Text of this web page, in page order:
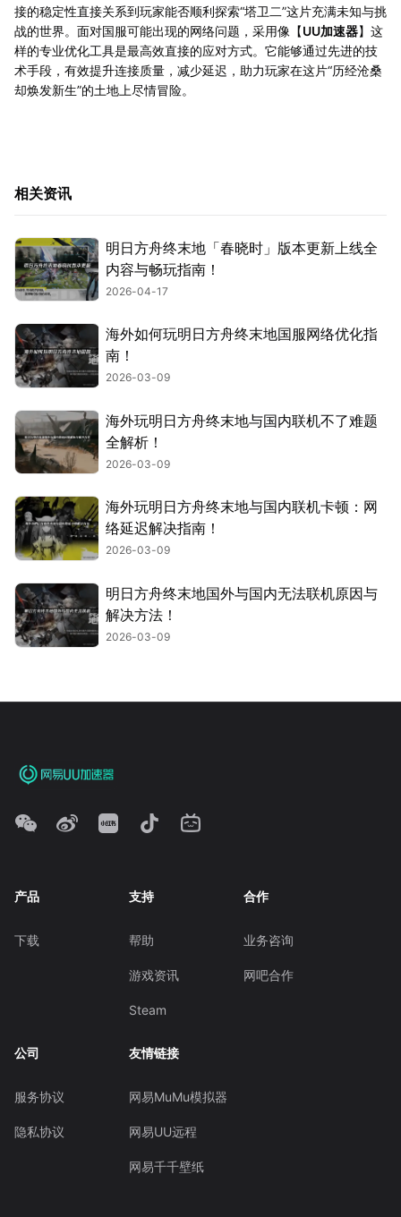
接的稳定性直接关系到玩家能否顺利探索“塔卫二”这片充满未知与挑
战的世界。面对国服可能出现的网络问题，采用像【UU加速器】这
样的专业优化工具是最高效直接的应对方式。它能够通过先进的技
术手段，有效提升连接质量，减少延迟，助力玩家在这片“历经沧桑
却焕发新生”的土地上尽情冒险。
相关资讯
明日方舟终末地「春晓时」版本更新上线全
内容与畅玩指南！
2026-04-17
海外如何玩明日方舟终末地国服网络优化指
南！
2026-03-09
海外玩明日方舟终末地与国内联机不了难题
全解析！
2026-03-09
海外玩明日方舟终末地与国内联机卡顿：网
络延迟解决指南！
2026-03-09
明日方舟终末地国外与国内无法联机原因与
解决方法！
2026-03-09
产品
下载
支持
帮助
游戏资讯
Steam
合作
业务咨询
网吧合作
公司
服务协议
隐私协议
友情链接
网易MuMu模拟器
网易UU远程
网易千千壁纸